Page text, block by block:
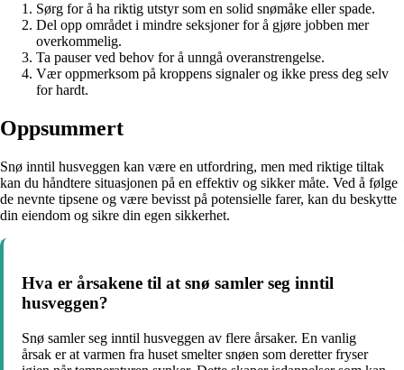
Sørg for å ha riktig utstyr som en solid snømåke eller spade.
Del opp området i mindre seksjoner for å gjøre jobben mer
overkommelig.
Ta pauser ved behov for å unngå overanstrengelse.
Vær oppmerksom på kroppens signaler og ikke press deg selv
for hardt.
Oppsummert
Snø inntil husveggen kan være en utfordring, men med riktige tiltak
kan du håndtere situasjonen på en effektiv og sikker måte. Ved å følge
de nevnte tipsene og være bevisst på potensielle farer, kan du beskytte
din eiendom og sikre din egen sikkerhet.
Hva er årsakene til at snø samler seg inntil
husveggen?
Snø samler seg inntil husveggen av flere årsaker. En vanlig
årsak er at varmen fra huset smelter snøen som deretter fryser